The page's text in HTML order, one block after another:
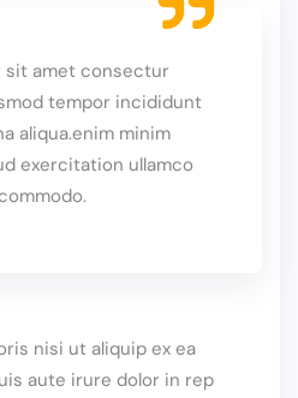
sit amet consectur
tempor incididunt
aliqua.enim minim
exercitation ullamco
nisi ut aliquip ex ea
aute irure dolor in rep